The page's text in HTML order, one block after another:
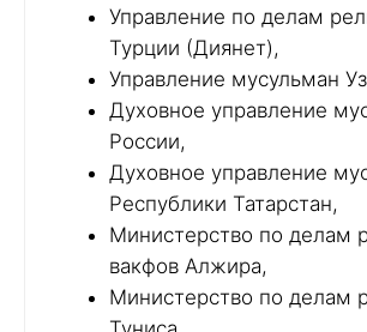
Управление по делам
Турции (Диянет),
Управление мусульман
Духовное управление
России,
Духовное управление
Республики Татарстан,
Министерство по делам
вакфов Алжира,
Министерство по делам